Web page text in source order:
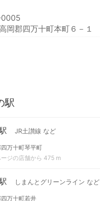
岡郡四万十町本町６－１
駅
JR土讃線 など
万十町琴平町
ージの店舗から 475 m
しまんとグリーンライン など
万十町若井